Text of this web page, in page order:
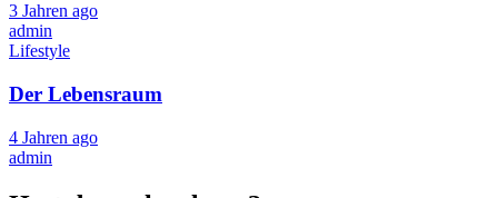
3 Jahren ago
admin
Lifestyle
Der Lebensraum
4 Jahren ago
admin